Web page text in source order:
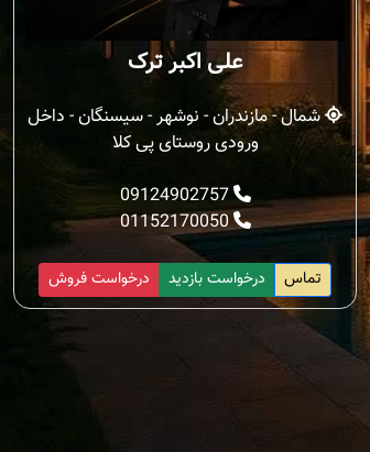
علی اکبر ترک
شمال - مازندران - نوشهر - سیسنگان - داخل
ورودی روستای پی کلا
09124902757
01152170050
درخواست فروش درخواست بازدید تماس